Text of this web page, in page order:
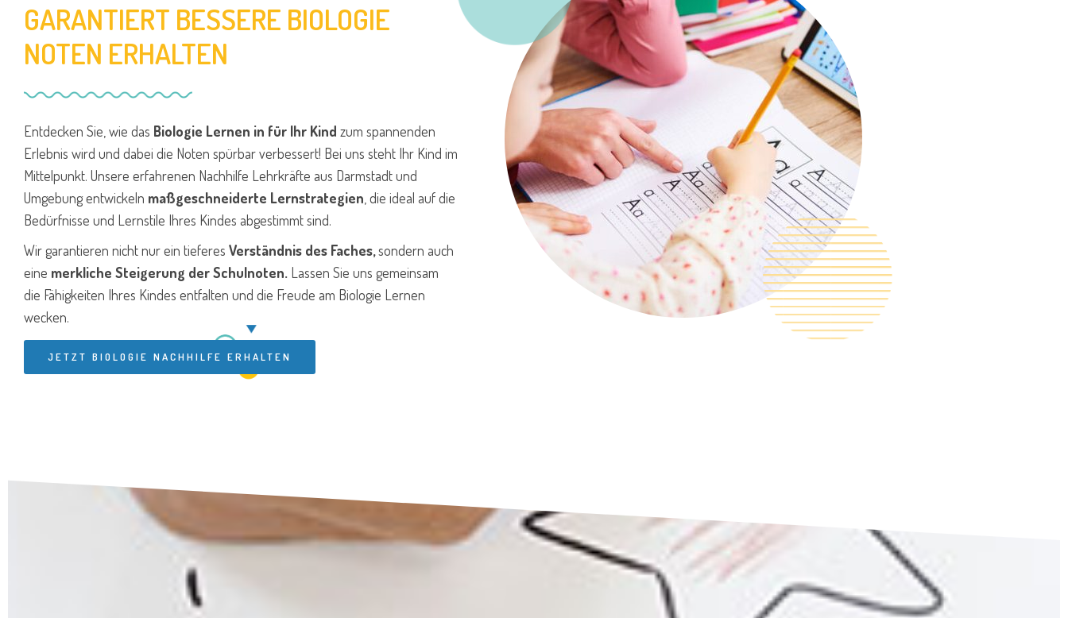
GARANTIERT BESSERE BIOLOGIE
NOTEN ERHALTEN
Entdecken Sie, wie das Biologie Lernen in für Ihr Kind zum spannenden
Erlebnis wird und dabei die Noten spürbar verbessert! Bei uns steht Ihr Kind im
Mittelpunkt. Unsere erfahrenen Nachhilfe Lehrkräfte aus Darmstadt und
Umgebung entwickeln maßgeschneiderte Lernstrategien , die ideal auf die
Bedürfnisse und Lernstile Ihres Kindes abgestimmt sind.
Wir garantieren nicht nur ein tieferes Verständnis des Faches,sondern auch
eine merkliche Steigerung der Schulnoten. Lassen Sie uns gemeinsam
die Fähigkeiten Ihres Kindes entfalten und die Freude am Biologie Lernen
wecken.
JETZT BIOLOGIE NACHHILFE ERHALTEN